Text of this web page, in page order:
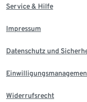
Service & Hilfe
Impressum
Datenschutz und
Widerrufsrecht